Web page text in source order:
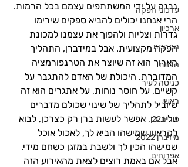
עדכוני הפקה
ארכיון
התרבות
הכנות
כניסה לעיר
ראשי
פורים22
מידברן 2022
אפרוחים
נבנה על ידי המשתתפים עצמם בכל הרמות.
הרי אנחנו יכולים להביא ספקים שירימו
גדרות וצליות ולהפוך את עצמנו למכונת
הפקה מקצועית. אבל במידברן, התהליך
הארוך הוא זה שיוצר את הטרנפורמציה
המדוברת. היכולת של האדם להתגבר על
קשיים, על חוסר נוחות, על אתגרים הוא זה
שיוביל לתהליך של שינוי שכולם מדברים
עליו. כן, אפשר לעשות ברן רק כצרכן, לבוא
לקראוון שמישהו הביא לך, לאכול אוכל
שמישהו הכין לך ולשבת במזגן כשחם מידי.
אבל אם באמת רוצים לצאת מהאירוע הזה